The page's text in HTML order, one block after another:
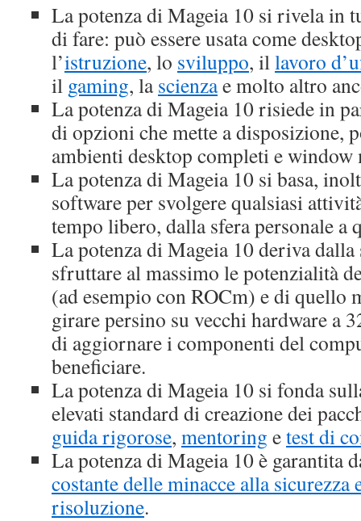
La potenza di Mageia 10 si rivela in
di fare: può essere usata come
l’istruzione, lo sviluppo, illavoro
il gaming, lascienzae molto altro
La potenza di Mageia 10 risiede in
di opzioni che mette a disposizione,
ambienti desktop completi e window
La potenza di Mageia 10 si basa,
software per svolgere qualsiasi
tempo libero, dalla sfera personale a
La potenza di Mageia 10 deriva dalla
sfruttare al massimo le potenzialità
(ad esempio con ROCm) e di quello
girare persino su vecchi hardware a
di aggiornare i componenti del
beneficiare.
La potenza di Mageia 10 si fonda
elevati standard di creazione dei
guida rigorose, mentoring etest di
La potenza di Mageia 10 è garantita
costante delle minacce alla
risoluzione.